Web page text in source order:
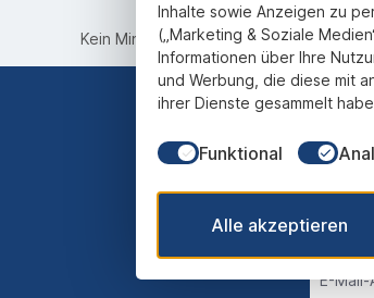
Kein Mindestbestellwert Fix und
werden stets unter
Inhalte sowie Anzeigen zu
(„Marketing & Soziale
Informationen über Ihre
und Werbung, die diese mit
ihrer Dienste gesammelt
Funktional
Alle akzeptieren